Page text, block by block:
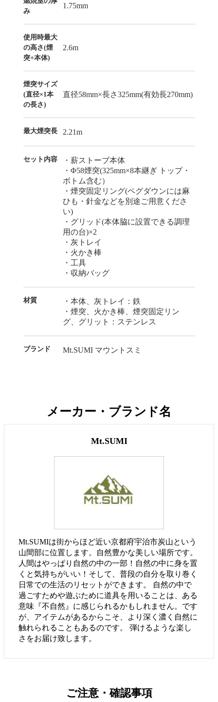
み
1.75mm
使用時最大
の高さ(煙
突+本体)
2.6m
煙突サイズ
(直径×1本
の長さ)
直径58mm×長さ325mm(有効長270mm)
最大煙突長 2.21m
セット内容
・薪ストーブ本体
・Φ58煙突(325mm×8本継ぎ トップ・
ボトム含む）
・煙突固定リング(ペグダウンには麻
ひも・針金などを別途ご用意くださ
い)
・グリッド(本体脇に設置できる調理
用の台)×2
・灰トレイ
・火かき棒
・工具
・収納バッグ
材質
・本体、灰トレイ：鉄
・煙突、火かき棒、煙突固定リン
グ、グリット：ステンレス
ブランド Mt.SUMI マウントスミ
メーカー・ブランド名
Mt.SUMI
Mt.SUMIは街からほど近い京都府宇治市炭山という
山間部に位置します。自然豊かな美しい場所です。
人間はやっぱり自然の中の一部！自然の中に身を置
くと気持ちがいい！そして、普段の自分を取り巻く
日常での生活のリセットができます。 自然の中で
過ごすためや遊ぶために道具を用いることは、ある
意味『不自然』に感じられるかもしれません。です
が、アイテムがあるからこそ、より深く濃く自然に
触れられることもあるのです。 弾けるような楽し
さをお届け致します。
ご注意・確認事項